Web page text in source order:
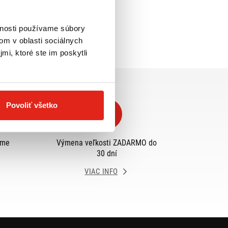
používame súbory
v oblasti sociálnych
ktoré ste im poskytli
Povoliť všetko
Výmena veľkosti ZADARMO do
30 dní
VIAC INFO